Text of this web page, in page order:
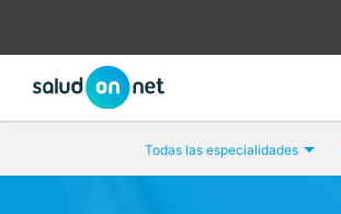
Todas las especialidades